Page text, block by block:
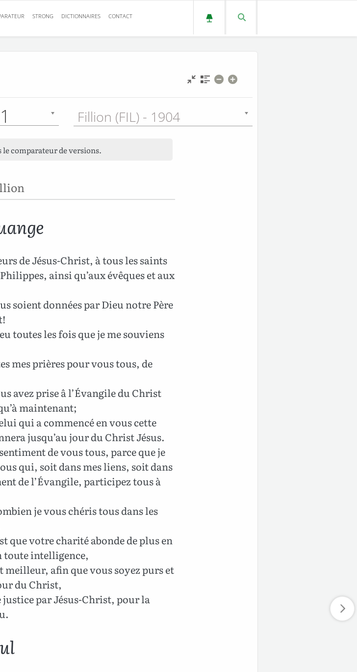
STRONG DICTIONNAIRES CONTACT
1 Fillion (FIL) - 1904
comparateur de versions.
de Jésus-Christ, à tous les saints
ainsi qu’aux évêques et aux
soient données par Dieu notre Père
toutes les fois que je me souviens
mes prières pour vous tous, de
avez prise â l’Évangile du Christ
maintenant;
qui a commencé en vous cette
jusqu’au jour du Christ Jésus.
de vous tous, parce que je
qui, soit dans mes liens, soit dans
de l’Évangile, participez tous à
je vous chéris tous dans les
que votre charité abonde de plus en
toute intelligence,
meilleur, afin que vous soyez purs et
du Christ,
par Jésus-Christ, pour la